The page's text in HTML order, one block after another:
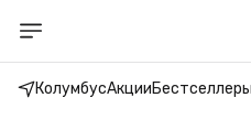
КолумбусАкцииБестселлеры